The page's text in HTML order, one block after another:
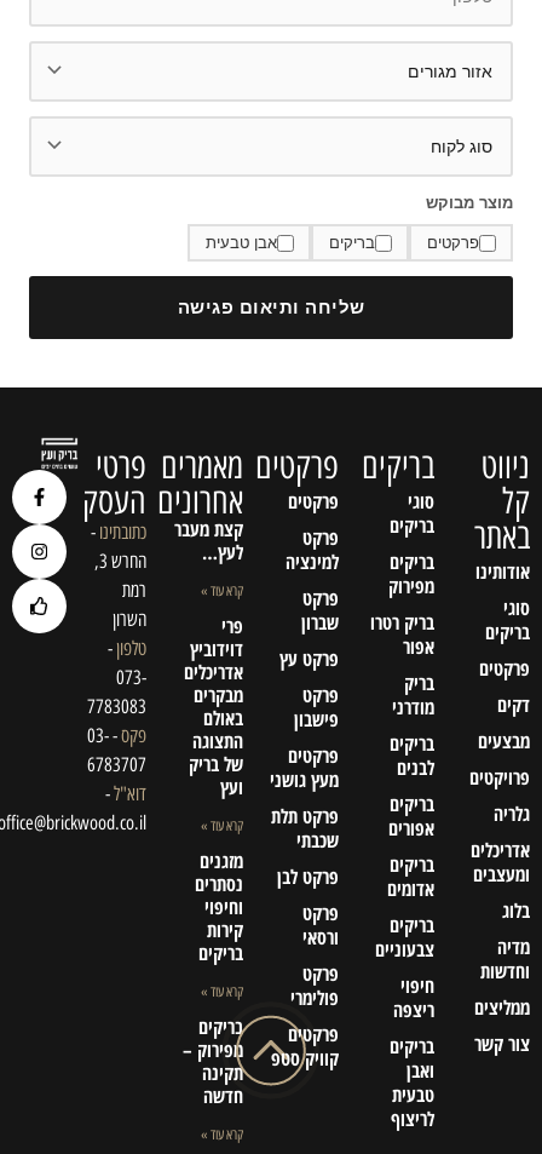
מוצר מבוקש
פרקטים בריקים אבן טבעית
שליחה ותיאום פגישה
ניווט
קל
באתר
אודותינו
סוגי
בריקים
פרקטים
דקים
מבצעים
פרויקטים
גלריה
אדריכלים
ומעצבים
בלוג
מדיה
וחדשות
ממליצים
צור קשר
בריקים
סוגי
בריקים
בריקים
מפירוק
בריק רטרו
אפור
בריק
מודרני
בריקים
לבנים
בריקים
אפורים
בריקים
אדומים
בריקים
צבעוניים
חיפוי
ריצפה
בריקים
ואבן
טבעית
לריצוף
פרקטים
פרקטים
פרקט
למינציה
פרקט
שברון
פרקט עץ
פרקט
פישבון
פרקטים
מעץ גושני
פרקט תלת
שכבתי
פרקט לבן
פרקט
ורסאי
פרקט
פולימרי
פרקטים
קוויק סטפ
מאמרים
אחרונים
קצת מעבר
לעץ…
קרא עוד »
פרי
דוידוביץ
אדריכלים
מבקרים
באולם
התצוגה
של בריק
ועץ
קרא עוד »
מזגנים
נסתרים
וחיפוי
קירות
בריקים
קרא עוד »
בריקים
מפירוק –
תקינה
חדשה
קרא עוד »
פרטי
העסק
כתובתינו-
החרש 3,
רמת
השרון
טלפון-
073-
7783083
פקס
- 03-
6783707
דוא"ל-
office@brickwood.co.il